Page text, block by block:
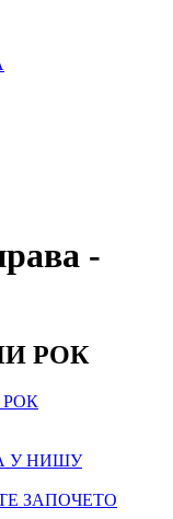
-
РОК
У НИШУ
ЗАПОЧЕТО